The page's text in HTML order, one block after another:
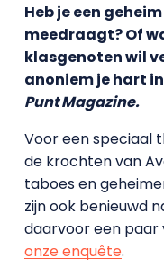
Heb je een
meedraagt? Of
klasgenoten wil
anoniem je hart
Punt Magazine.
Voor een speciaal
de krochten van
taboes en
zijn ook benieuwd
daarvoor een paar
onze enquête.